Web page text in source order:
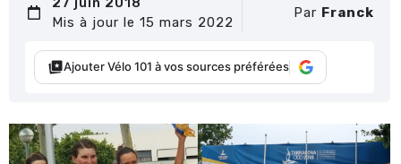
Mis à jour le 15 mars 2022
Par Franck
Ajouter Vélo 101 à vos sources préférées